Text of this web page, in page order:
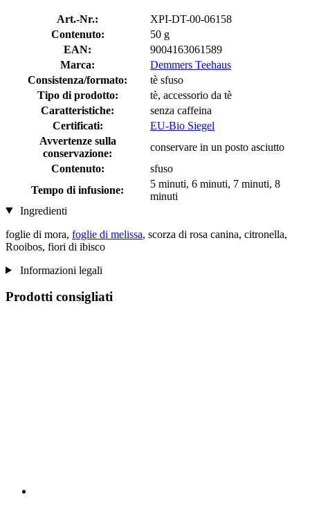
Art.-Nr.:
XPI-DT-00-06158
Contenuto:
50 g
EAN:
9004163061589
Marca:
Demmers Teehaus
Consistenza/formato:
tè sfuso
Tipo di prodotto:
tè, accessorio da tè
Caratteristiche:
senza caffeina
Certificati:
EU-Bio Siegel
Avvertenze sulla
conservazione:
conservare in un posto asciutto
Contenuto:
sfuso
Tempo di infusione:
5 minuti, 6 minuti, 7 minuti, 8
minuti
Ingredienti
foglie di mora, foglie di melissa, scorza di rosa canina, citronella,
Rooibos, fiori di ibisco
Informazioni legali
Prodotti consigliati